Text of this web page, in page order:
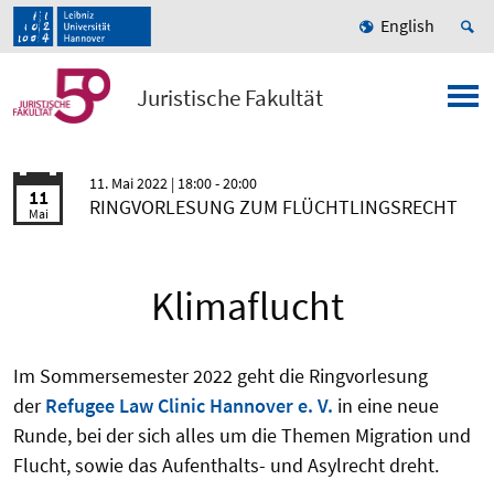
English
Juristische Fakultät
11
Mai
11. Mai 2022 | 18:00 - 20:00
RINGVORLESUNG ZUM FLÜCHTLINGSRECHT
Klimaflucht
Im Sommersemester 2022 geht die Ringvorlesung
derRefugee Law Clinic Hannover e. V. in eine neue
Runde, bei der sich alles um die Themen Migration und
Flucht, sowie das Aufenthalts- und Asylrecht dreht.